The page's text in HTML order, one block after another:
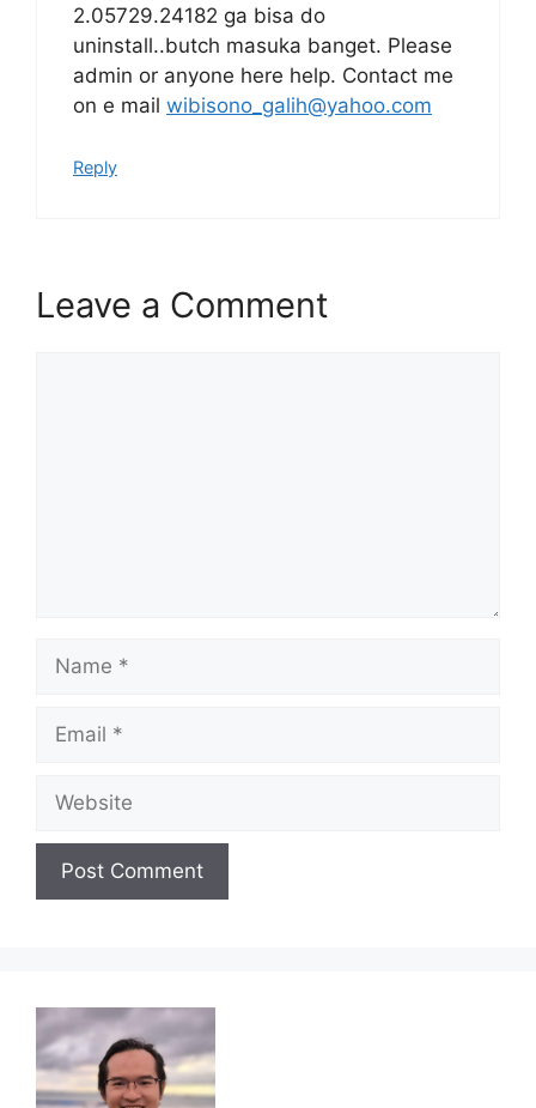
2.05729.24182 ga bisa do
uninstall..butch masuka banget. Please
admin or anyone here help. Contact me
on e mail wibisono_galih@yahoo.com
Reply
Leave a Comment
Name
Email
Website